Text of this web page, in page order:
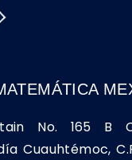
No. 165 B
Cuauhtémoc,